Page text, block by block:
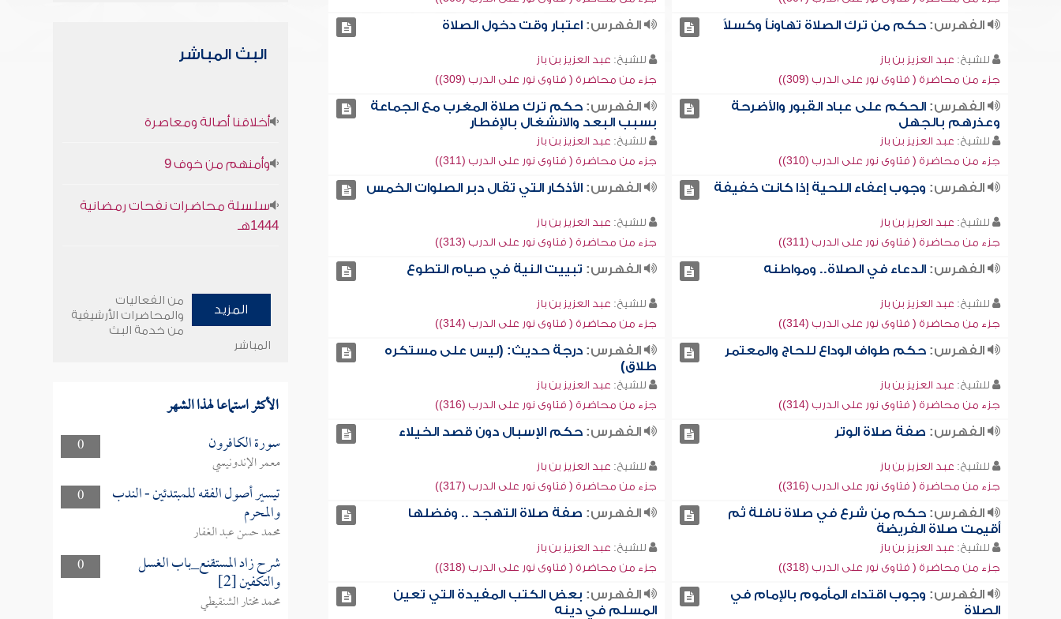
الفهرس:حكم من ترك الصلاة تهاوناً وكسلاً
للشيخ: عبد العزيز بن باز
جزء من محاضرة ( فتاوى نور على الدرب (309))
الفهرس: اعتبار وقت دخول الصلاة
للشيخ: عبد العزيز بن باز
جزء من محاضرة ( فتاوى نور على الدرب (309))
الفهرس:الحكم على عباد القبور والأضرحة
وعذرهم بالجهل
للشيخ: عبد العزيز بن باز
جزء من محاضرة ( فتاوى نور على الدرب (310))
الفهرس: حكم ترك صلاة المغرب مع الجماعة
بسبب البعد والانشغال بالإفطار
للشيخ: عبد العزيز بن باز
جزء من محاضرة ( فتاوى نور على الدرب (311))
الفهرس: وجوب إعفاء اللحية إذا كانت خفيفة
للشيخ: عبد العزيز بن باز
جزء من محاضرة ( فتاوى نور على الدرب (311))
الفهرس: الأذكار التي تقال دبر الصلوات الخمس
للشيخ: عبد العزيز بن باز
جزء من محاضرة ( فتاوى نور على الدرب (313))
الفهرس:الدعاء في الصلاة.. ومواطنه
للشيخ: عبد العزيز بن باز
جزء من محاضرة ( فتاوى نور على الدرب (314))
الفهرس: تبييت النية في صيام التطوع
للشيخ: عبد العزيز بن باز
جزء من محاضرة ( فتاوى نور على الدرب (314))
الفهرس:حكم طواف الوداع للحاج والمعتمر
للشيخ: عبد العزيز بن باز
جزء من محاضرة ( فتاوى نور على الدرب (314))
الفهرس: درجة حديث: (ليس على مستكره
طلاق)
للشيخ: عبد العزيز بن باز
جزء من محاضرة ( فتاوى نور على الدرب (316))
الفهرس: صفة صلاة الوتر
للشيخ: عبد العزيز بن باز
جزء من محاضرة ( فتاوى نور على الدرب (316))
الفهرس: حكم الإسبال دون قصد الخيلاء
للشيخ: عبد العزيز بن باز
جزء من محاضرة ( فتاوى نور على الدرب (317))
الفهرس:حكم من شرع في صلاة نافلة ثم
أقيمت صلاة الفريضة
للشيخ: عبد العزيز بن باز
جزء من محاضرة ( فتاوى نور على الدرب (318))
الفهرس: صفة صلاة التهجد .. وفضلها
للشيخ: عبد العزيز بن باز
جزء من محاضرة ( فتاوى نور على الدرب (318))
الفهرس: وجوب اقتداء المأموم بالإمام في
الصلاة
الفهرس: بعض الكتب المفيدة التي تعين
المسلم في دينه
البث المباشر
أخلاقنا أصالة ومعاصرة
وأمنهم من خوف 9
سلسلة محاضرات نفحات رمضانية
1444هـ
المزيد
من الفعاليات
والمحاضرات الأرشيفية
من خدمة البث
المباشر
الأكثر استماعا لهذا الشهر
0 سورة الكافرون
معمر الإندونيسي
0
تيسير أصول الفقه للمبتدئين - الندب
والمحرم
محمد حسن عبد الغفار
0
شرح زاد المستقنع_باب الغسل
والتكفين [2]
محمد مختار الشنقيطي